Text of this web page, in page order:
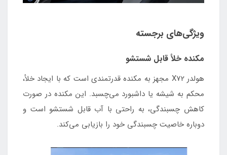
ویژگی‌های برجسته
مکنده خلأ قابل شستشو
هولدر X72 مجهز به مکنده قدرتمندی است که با ایجاد خلأ،
محکم به شیشه یا داشبورد می‌چسبد. این مکنده در صورت
کاهش چسبندگی، به راحتی با آب قابل شستشو است و
دوباره خاصیت چسبندگی خود را بازیابی می‌کند.